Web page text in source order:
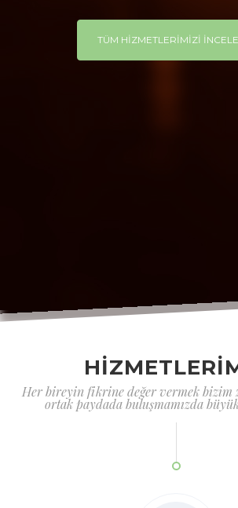
TÜM HİZMETLERİMİZİ
Her bireyin fikrine değer vermek
ortak paydada buluşmamızda